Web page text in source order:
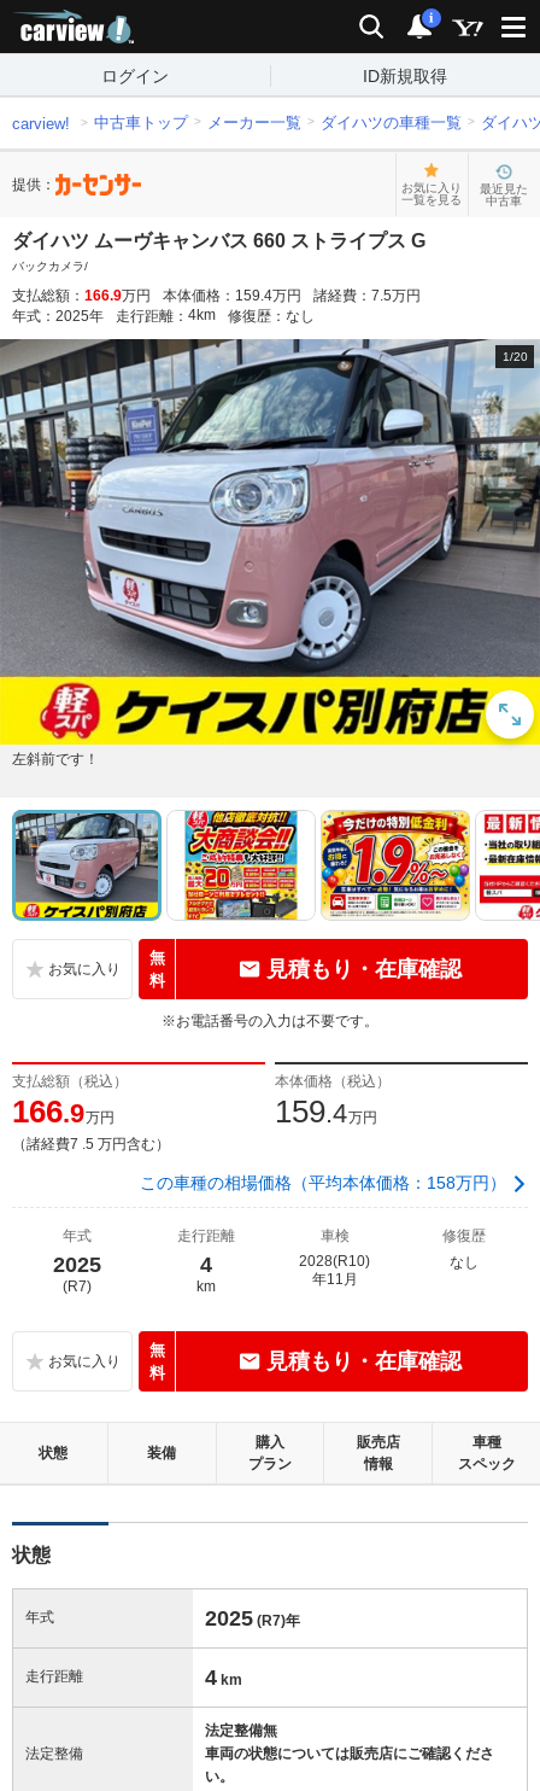
検索 通知
i
ログイン ID新規取得
carview! 中古車トップ メーカー一覧 ダイハツの車種一覧 ダイハ
提供：
お気に入り
一覧を見る
最近見た
中古車
ダイハツ ムーヴキャンバス 660 ストライプス G
バックカメラ/
支払総額： 166.9万円 本体価格： 159.4万円 諸経費： 7.5万円
年式： 2025年 走行距離： 4km 修復歴： なし
1/20
左斜前です！
無
料
見積もり・在庫確認
※お電話番号の入力は不要です。
支払総額（税込）
166.9万円
（諸経費7 .5 万円含む）
本体価格（税込）
159.4万円
この車種の相場価格（平均本体価格：158万円）
年式
2025
(R7)
走行距離
4
km
車検
2028(R10)
年11月
修復歴
なし
無
料
見積もり・在庫確認
状態 装備
購入
プラン
販売店
情報
車種
スペック
状態
年式 2025 (R7)年
走行距離 4 km
法定整備
法定整備無
車両の状態については販売店にご確認くださ
い。